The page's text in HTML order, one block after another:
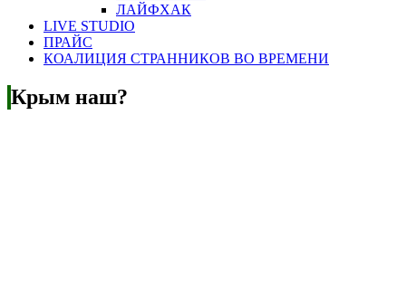
ЛАЙФХАК
LIVE STUDIO
ПРАЙС
КОАЛИЦИЯ СТРАННИКОВ ВО ВРЕМЕНИ
Крым наш?